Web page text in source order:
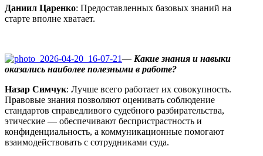
Даниил Царенко: Предоставленных базовых знаний на
старте вполне хватает.
— Какие знания и навыки
оказались наиболее полезными в работе?
Назар Симчук: Лучше всего работает их совокупность.
Правовые знания позволяют оценивать соблюдение
стандартов справедливого судебного разбирательства,
этические — обеспечивают беспристрастность и
конфиденциальность, а коммуникационные помогают
взаимодействовать с сотрудниками суда.